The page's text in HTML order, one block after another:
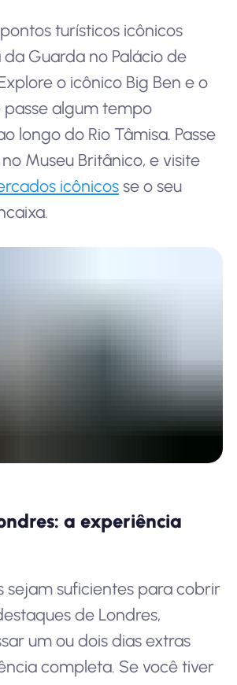
turísticos icônicos
Guarda no Palácio de
o icônico Big Ben e o
passe algum tempo
longo do Rio Tâmisa. Passe
Museu Britânico, e visite
icônicosse o seu
a experiência
sejam suficientes para cobrir
de Londres,
um ou dois dias extras
completa. Se você tiver